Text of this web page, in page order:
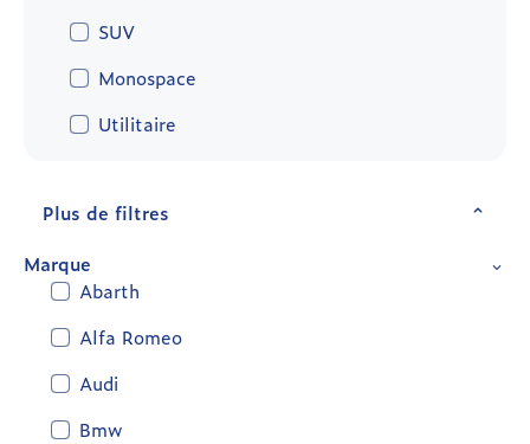
SUV
Monospace
Utilitaire
Plus de filtres
Marque
Abarth
Alfa Romeo
Audi
Bmw